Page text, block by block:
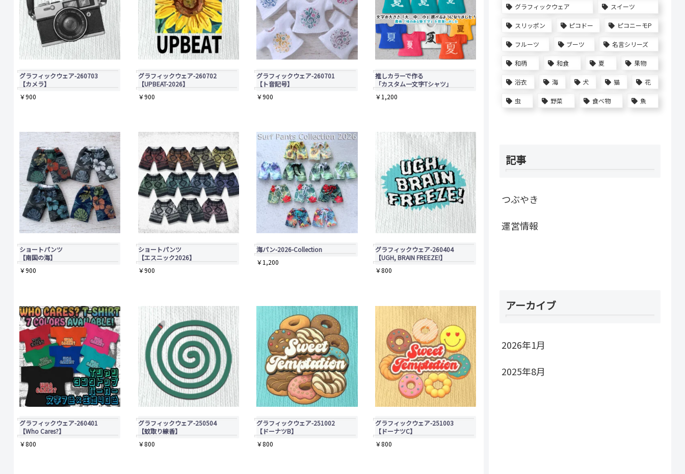
グラフィックウェア-260703
【カメラ】
￥900
グラフィックウェア-260702
【UPBEAT-2026】
￥900
グラフィックウェア-260701
【ト音記号】
￥900
推しカラーで作る
「カスタム一文字Tシャツ」
￥1,200
ショートパンツ
【南国の海】
￥900
商
品
に
は
複
数
の
バ
リ
ショートパンツ
【エスニック2026】
￥900
品
に
は
複
数
の
バ
リ
海パン-2026-Collection
￥1,200
商
に
複
数
の
バ
リ
グラフィックウェア-260404
【UGH, BRAIN FREEZE!】
￥800
グラフィックウェア-260401
【Who Cares?】
￥800
グラフィックウェア-250504
【蚊取り線香】
￥800
グラフィックウェア-251002
【ドーナツB】
￥800
グラフィックウェア-251003
【ドーナツC】
￥800
グラフィックウェア スイーツ
スリッポン ピコドー ピコニーモP
フルーツ ブーツ 名言シリーズ
和柄 和食 夏 果物
浴衣 海 犬 猫 花
虫 野菜 食べ物 魚
記事
つぶやき
運営情報
アーカイブ
2026年1月
2025年8月